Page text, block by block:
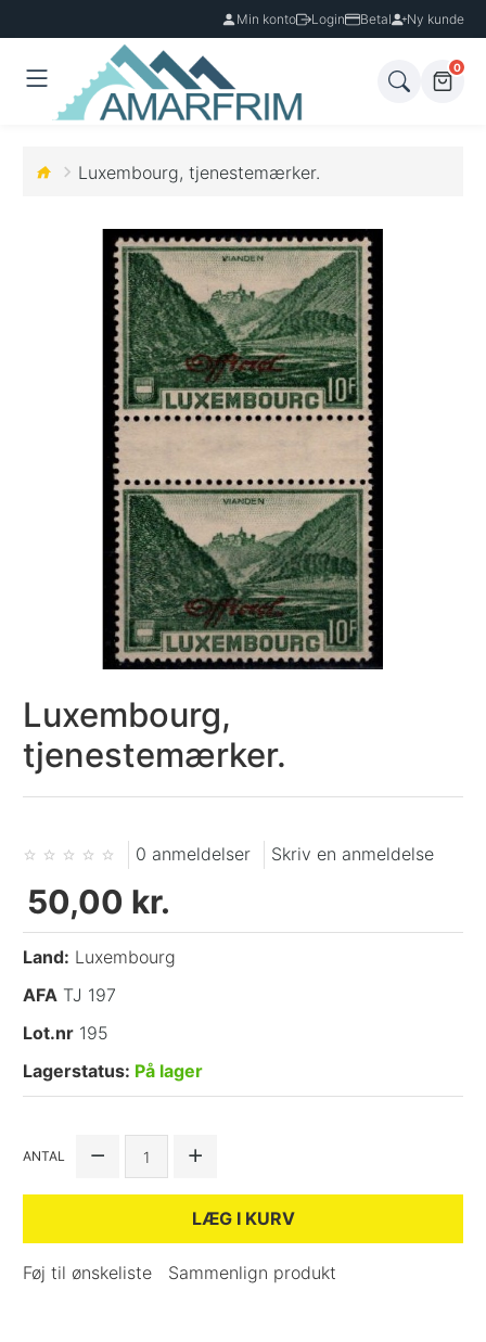
Min konto Login Betal Ny kunde
0
Luxembourg, tjenestemærker.
Luxembourg,
tjenestemærker.
0 anmeldelser Skriv en anmeldelse
50,00 kr.
Land: Luxembourg
AFA TJ 197
Lot.nr 195
Lagerstatus: På lager
ANTAL
LÆG I KURV
Føj til ønskeliste Sammenlign produkt